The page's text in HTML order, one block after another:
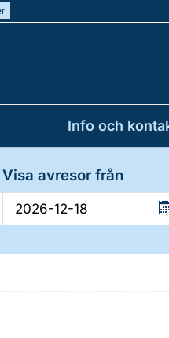
Info och
Visa avresor från